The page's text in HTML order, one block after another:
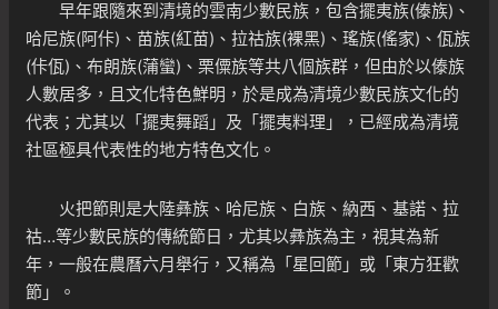
早年跟隨來到清境的雲南少數民族，包含擺夷族(傣族)、
哈尼族(阿佧)、苗族(紅苗)、拉祜族(裸黑)、瑤族(傜家)、佤族
(佧佤)、布朗族(蒲蠻)、栗僳族等共八個族群，但由於以傣族
人數居多，且文化特色鮮明，於是成為清境少數民族文化的
代表；尤其以「擺夷舞蹈」及「擺夷料理」，已經成為清境
社區極具代表性的地方特色文化。
火把節則是大陸彝族、哈尼族、白族、納西、基諾、拉
祜…等少數民族的傳統節日，尤其以彝族為主，視其為新
年，一般在農曆六月舉行，又稱為「星回節」或「東方狂歡
節」。